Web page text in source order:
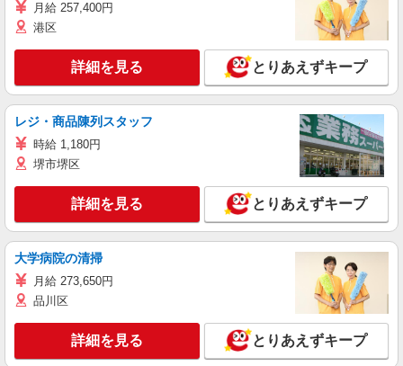
月給 257,400円
港区
詳細を見る とりあえずキープ
レジ・商品陳列スタッフ
時給 1,180円
堺市堺区
詳細を見る とりあえずキープ
大学病院の清掃
月給 273,650円
品川区
詳細を見る とりあえずキープ